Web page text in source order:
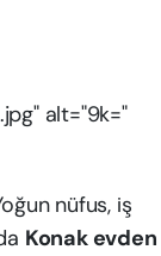
alt="9k="
nüfus, iş
Konak evden